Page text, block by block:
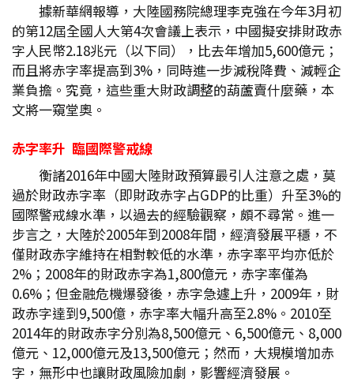
據新華網報導，大陸國務院總理李克強在今年3月初
的第12屆全國人大第4次會議上表示，中國擬安排財政赤
字人民幣2.18兆元（以下同），比去年增加5,600億元；
而且將赤字率提高到3%，同時進一步減稅降費、減輕企
業負擔。究竟，這些重大財政調整的葫蘆賣什麼藥，本
文將一窺堂奧。
赤字率升 臨國際警戒線
衡諸2016年中國大陸財政預算最引人注意之處，莫
過於財政赤字率（即財政赤字占GDP的比重）升至3%的
國際警戒線水準，以過去的經驗觀察，頗不尋常。進一
步言之，大陸於2005年到2008年間，經濟發展平穩，不
僅財政赤字維持在相對較低的水準，赤字率平均亦低於
2%；2008年的財政赤字為1,800億元，赤字率僅為
0.6%；但金融危機爆發後，赤字急遽上升，2009年，財
政赤字達到9,500億，赤字率大幅升高至2.8%。2010至
2014年的財政赤字分別為8,500億元、6,500億元、8,000
億元、12,000億元及13,500億元；然而，大規模增加赤
字，無形中也讓財政風險加劇，影響經濟發展。